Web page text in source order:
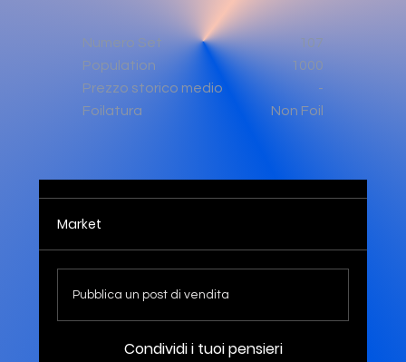
Numero Set
Population
Prezzo storico medio
Foilatura
107
1000
-
Non Foil
Market
Pubblica un post di vendita
Condividi i tuoi pensieri